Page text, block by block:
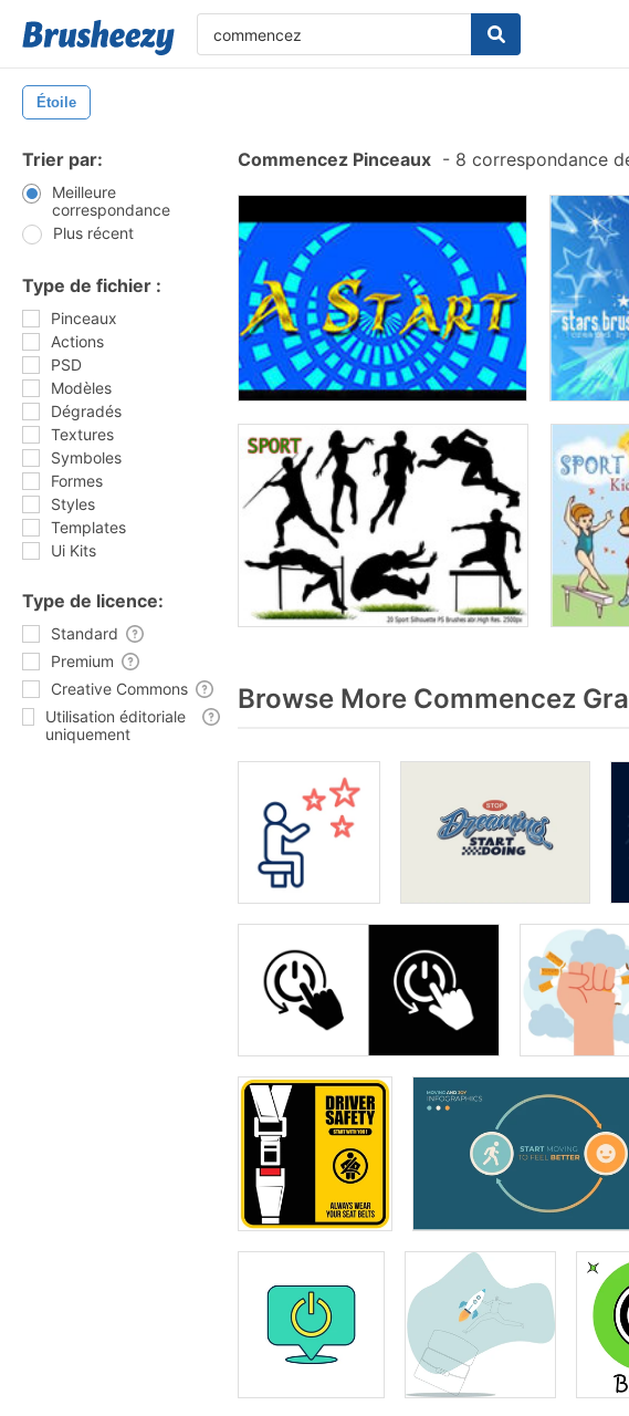
Étoile
Trier par:
Meilleure
correspondance
Plus récent
Type de fichier :
Pinceaux
Actions
PSD
Modèles
Dégradés
Textures
Symboles
Formes
Styles
Templates
Ui Kits
Type de licence:
Standard
Premium
Creative Commons
Utilisation éditoriale
uniquement
Commencez Pinceaux - 8 correspondance
Browse More Commencez